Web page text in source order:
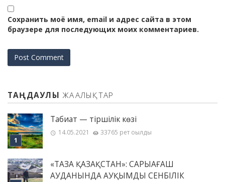
Сохранить моё имя, email и адрес сайта в этом
браузере для последующих моих комментариев.
ТАҢДАУЛЫ ЖАҢАЛЫҚТАР
Табиғат — тіршілік көзі
14.05.2021 33765 рет оқылды
«ТАЗА ҚАЗАҚСТАН»: САРЫАҒАШ
АУДАНЫНДА АУҚЫМДЫ СЕНБІЛІК